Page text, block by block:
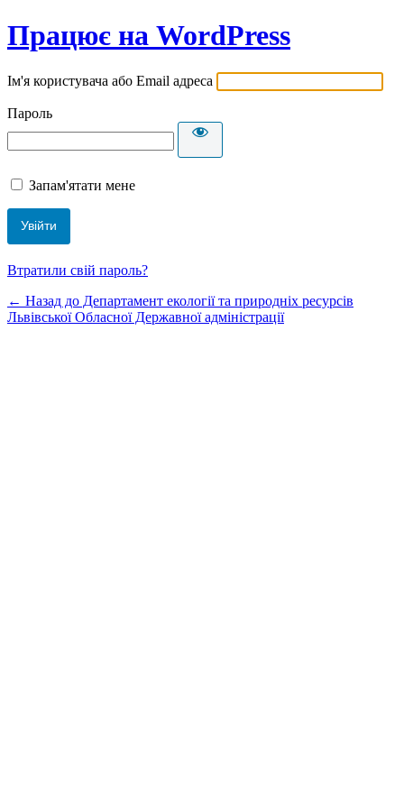
Працює на WordPress
Ім'я користувача або Email адреса
Пароль
Запам'ятати мене
Втратили свій пароль?
← Назад до Департамент екології та природніх ресурсів
Львівської Обласної Державної адміністрації